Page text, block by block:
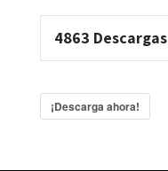
4863 Descargas
¡Descarga ahora!